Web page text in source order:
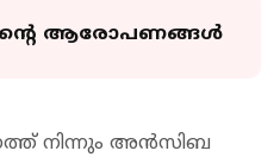
ആരോപണങ്ങൾ
നിന്നും അൻസിബ